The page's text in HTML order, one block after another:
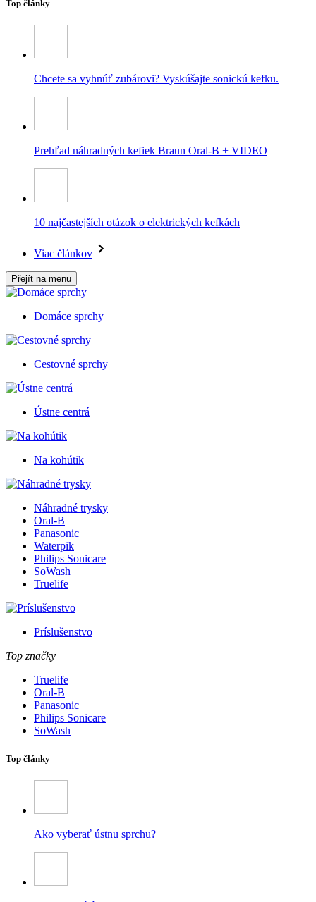
Top články
Chcete sa vyhnúť zubárovi? Vyskúšajte sonickú kefku.
Prehľad náhradných kefiek Braun Oral-B + VIDEO
10 najčastejších otázok o elektrických kefkách
Viac článkov
Přejít na menu
Domáce sprchy
Cestovné sprchy
Ústne centrá
Na kohútik
Náhradné trysky
Oral-B
Panasonic
Waterpik
Philips Sonicare
SoWash
Truelife
Príslušenstvo
Top značky
Truelife
Oral-B
Panasonic
Philips Sonicare
SoWash
Top články
Ako vyberať ústnu sprchu?